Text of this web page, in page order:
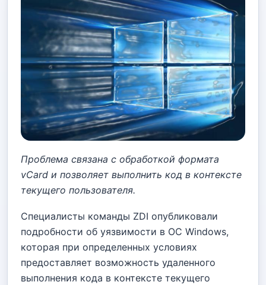
Проблема связана с обработкой формата
vCard и позволяет выполнить код в контексте
текущего пользователя.
Специалисты команды ZDI опубликовали
подробности об уязвимости в ОС Windows,
которая при определенных условиях
предоставляет возможность удаленного
выполнения кода в контексте текущего